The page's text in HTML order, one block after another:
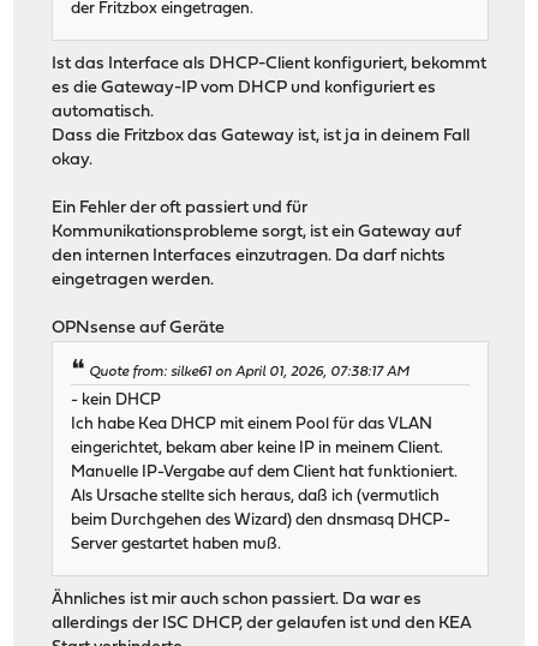
der Fritzbox eingetragen.
Ist das Interface als DHCP-Client konfiguriert, bekommt
es die Gateway-IP vom DHCP und konfiguriert es
automatisch.
Dass die Fritzbox das Gateway ist, ist ja in deinem Fall
okay.
Ein Fehler der oft passiert und für
Kommunikationsprobleme sorgt, ist ein Gateway auf
den internen Interfaces einzutragen. Da darf nichts
eingetragen werden.
OPNsense auf Geräte
Quote from: silke61 on April 01, 2026, 07:38:17 AM
- kein DHCP
Ich habe Kea DHCP mit einem Pool für das VLAN
eingerichtet, bekam aber keine IP in meinem Client.
Manuelle IP-Vergabe auf dem Client hat funktioniert.
Als Ursache stellte sich heraus, daß ich (vermutlich
beim Durchgehen des Wizard) den dnsmasq DHCP-
Server gestartet haben muß.
Ähnliches ist mir auch schon passiert. Da war es
allerdings der ISC DHCP, der gelaufen ist und den KEA